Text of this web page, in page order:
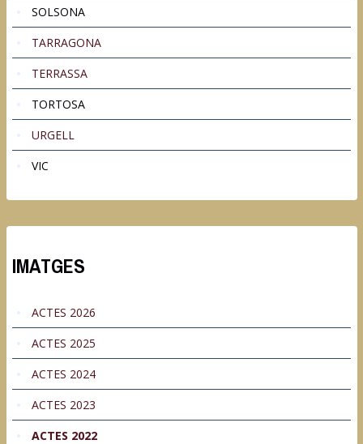
SOLSONA
TARRAGONA
TERRASSA
TORTOSA
URGELL
VIC
IMATGES
ACTES 2026
ACTES 2025
ACTES 2024
ACTES 2023
ACTES 2022